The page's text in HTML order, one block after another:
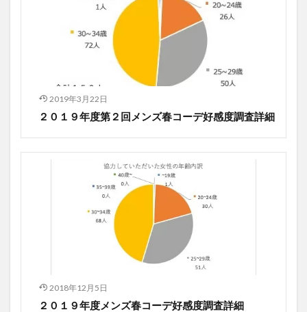
2019年3月22日
２０１９年度第２回メンズ春コーデ好感度調査詳細
2018年12月5日
２０１９年度メンズ春コーデ好感度調査詳細